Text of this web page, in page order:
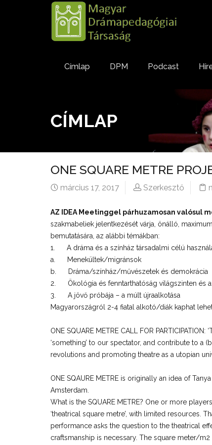
Címlap DPM Podcast
CÍMLAP
ONE SQUARE METRE
március 17, 2017 Szerkesztő
AZ IDEA Meetinggel párhuzamosan valósul
szakmabeliek jelentkezését várja, önálló,
bemutatására, az alábbi témákban:
1. A dráma és a színház társadalmi célú
a. Menekültek/migránsok
b. Dráma/színház/művészetek és demokrácia
2. Ökológia és fenntarthatóság világszinten és
3. A jövő próbája – a múlt újraalkotása
Magyarországról 2-4 fiatal alkotó/diák kaphat
ONE SQUARE METRE CALL FOR
‘something’ to our spectator, and contribute to a
revolutions and promoting theatre as a utopian
ONE SQAURE METRE is originally an idea of
Amsterdam.
What is the SQUARE METRE? One or more
‘theatrical square metre’, with limited resources.
performance asks the question to the theatrical
craftsmanship is necessary. The square meter/